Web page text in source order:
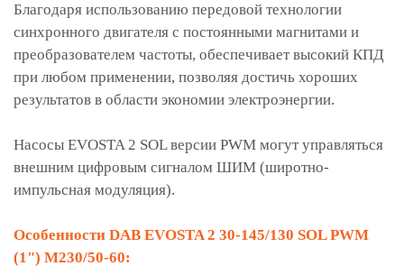
Благодаря использованию передовой технологии
синхронного двигателя с постоянными магнитами и
преобразователем частоты, обеспечивает высокий КПД
при любом применении, позволяя достичь хороших
результатов в области экономии электроэнергии.
Насосы EVOSTA 2 SOL версии PWM могут управляться
внешним цифровым сигналом ШИМ (широтно-
импульсная модуляция).
Особенности DAB EVOSTA 2 30-145/130 SOL PWM
(1") M230/50-60: